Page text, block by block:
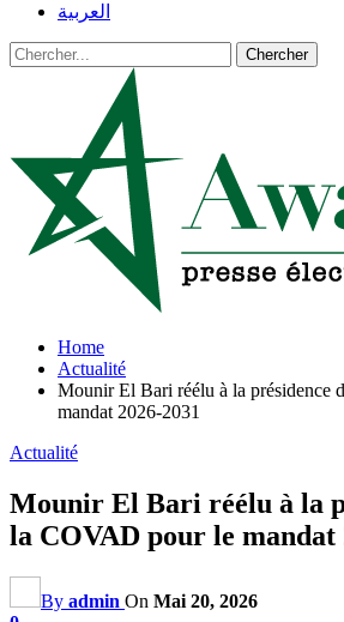
العربية
Home
Actualité
Mounir El Bari réélu à la présidence
mandat 2026-2031
Actualité
Mounir El Bari réélu à la
la COVAD pour le mandat
By admin On Mai 20, 2026